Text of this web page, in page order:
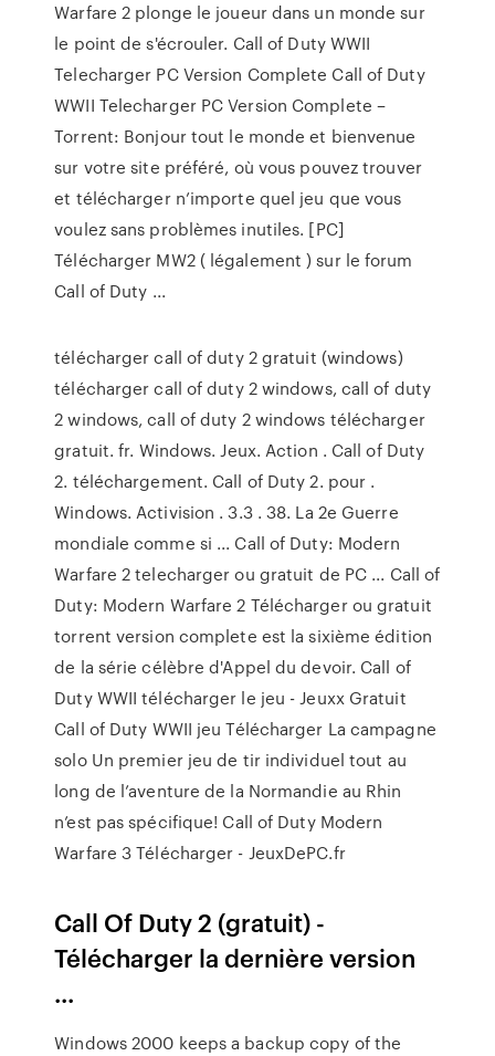
Warfare 2 plonge le joueur dans un monde sur
le point de s'écrouler. Call of Duty WWII
Telecharger PC Version Complete Call of Duty
WWII Telecharger PC Version Complete –
Torrent: Bonjour tout le monde et bienvenue
sur votre site préféré, où vous pouvez trouver
et télécharger n’importe quel jeu que vous
voulez sans problèmes inutiles. [PC]
Télécharger MW2 ( légalement ) sur le forum
Call of Duty ...
télécharger call of duty 2 gratuit (windows)
télécharger call of duty 2 windows, call of duty
2 windows, call of duty 2 windows télécharger
gratuit. fr. Windows. Jeux. Action . Call of Duty
2. téléchargement. Call of Duty 2. pour .
Windows. Activision . 3.3 . 38. La 2e Guerre
mondiale comme si ... Call of Duty: Modern
Warfare 2 telecharger ou gratuit de PC ... Call of
Duty: Modern Warfare 2 Télécharger ou gratuit
torrent version complete est la sixième édition
de la série célèbre d'Appel du devoir. Call of
Duty WWII télécharger le jeu - Jeuxx Gratuit
Call of Duty WWII jeu Télécharger La campagne
solo Un premier jeu de tir individuel tout au
long de l’aventure de la Normandie au Rhin
n’est pas spécifique! Call of Duty Modern
Warfare 3 Télécharger - JeuxDePC.fr
Call Of Duty 2 (gratuit) -
Télécharger la dernière version
...
Windows 2000 keeps a backup copy of the